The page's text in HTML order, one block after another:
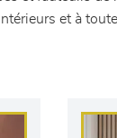
et à